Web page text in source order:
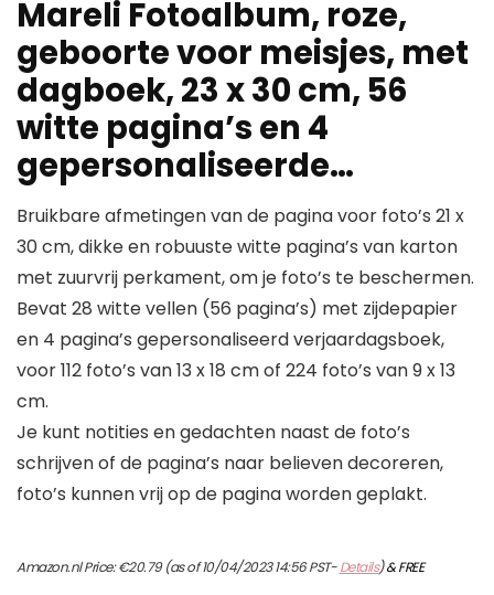
Mareli Fotoalbum, roze,
geboorte voor meisjes, met
dagboek, 23 x 30 cm, 56
witte pagina’s en 4
gepersonaliseerde…
Bruikbare afmetingen van de pagina voor foto’s 21 x
30 cm, dikke en robuuste witte pagina’s van karton
met zuurvrij perkament, om je foto’s te beschermen.
Bevat 28 witte vellen (56 pagina’s) met zijdepapier
en 4 pagina’s gepersonaliseerd verjaardagsboek,
voor 112 foto’s van 13 x 18 cm of 224 foto’s van 9 x 13
cm.
Je kunt notities en gedachten naast de foto’s
schrijven of de pagina’s naar believen decoreren,
foto’s kunnen vrij op de pagina worden geplakt.
Amazon.nl Price:€20.79(as of 10/04/2023 14:56 PST-Details)&FREE